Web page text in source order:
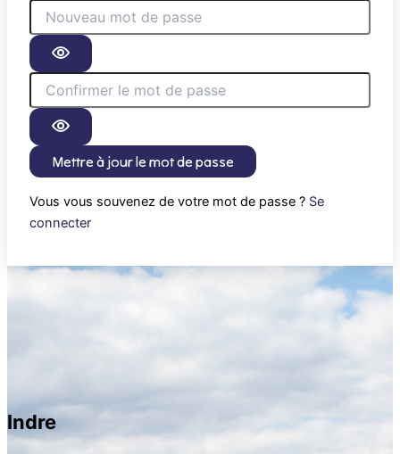
Mettre à jour le mot de passe
Vous vous souvenez de votre mot de passe ? Se
connecter
Indre